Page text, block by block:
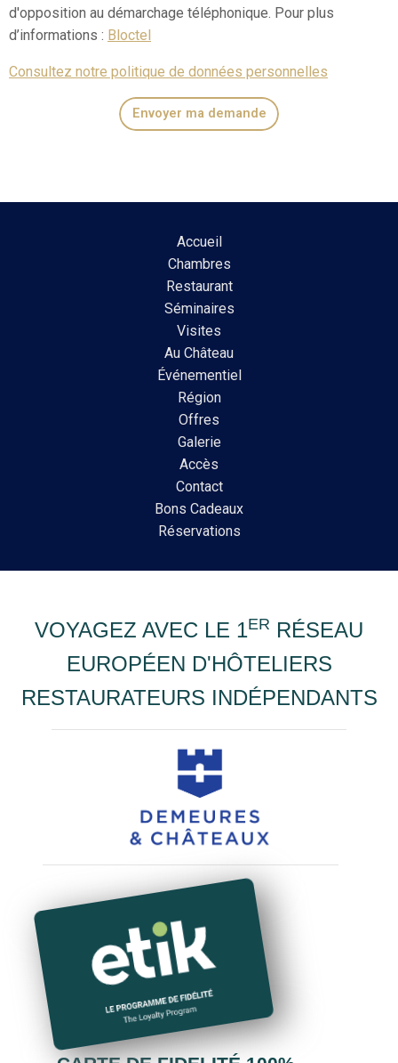
d'opposition au démarchage téléphonique. Pour plus
d’informations : Bloctel
Consultez notre politique de données personnelles
Envoyer ma demande
Accueil
Chambres
Restaurant
Séminaires
Visites
Au Château
Événementiel
Région
Offres
Galerie
Accès
Contact
Bons Cadeaux
Réservations
VOYAGEZ AVEC LE 1ER RÉSEAU
EUROPÉEN D'HÔTELIERS
RESTAURATEURS INDÉPENDANTS